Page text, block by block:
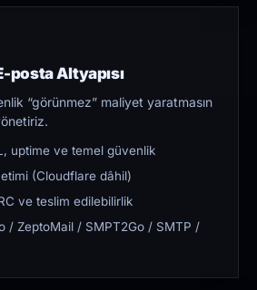
posta Altyapısı
“görünmez” maliyet yaratmasın
uptime ve temel güvenlik
(Cloudflare dâhil)
ve teslim edilebilirlik
/ ZeptoMail / SMPT2Go / SMTP /